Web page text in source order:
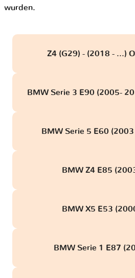
wurden.
Z4 (G29) - (2018 - ...)
BMW Serie 3 E90 (2005-
BMW Serie 5 E60
BMW Z4 E85
BMW X5 E53
BMW Serie 1 E87